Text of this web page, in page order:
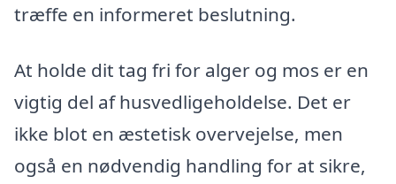
træffe en informeret beslutning.
At holde dit tag fri for alger og mos er en
vigtig del af husvedligeholdelse. Det er
ikke blot en æstetisk overvejelse, men
også en nødvendig handling for at sikre,